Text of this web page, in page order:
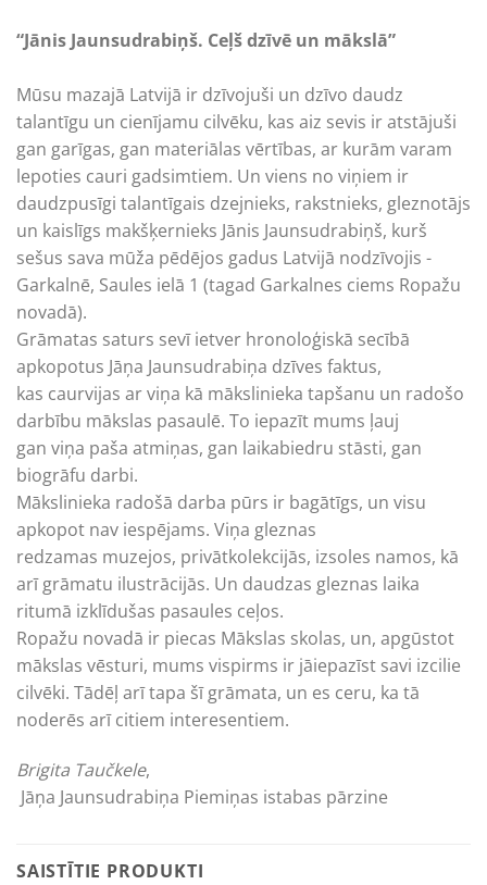
“Jānis Jaunsudrabiņš. Ceļš dzīvē un mākslā”
Mūsu mazajā Latvijā ir dzīvojuši un dzīvo daudz
talantīgu un cienījamu cilvēku, kas aiz sevis ir atstājuši
gan garīgas, gan materiālas vērtības, ar kurām varam
lepoties cauri gadsimtiem. Un viens no viņiem ir
daudzpusīgi talan­tīgais dzejnieks, rakstnieks, gleznotājs
un kaislīgs makšķer­nieks Jānis Jaunsudrabiņš, kurš
sešus sava mūža pēdējos gadus Latvijā nodzīvojis ­
Garkalnē, Saules ielā 1 (tagad Garkalnes ciems Ropažu
novadā).
Grāmatas saturs sevī ietver hronoloģiskā secībā
apkopotus Jāņa Jaunsudrabiņa dzīves faktus,
kas caurvijas ar viņa kā mākslinieka tapšanu un radošo
darbību mākslas pasaulē. To iepazīt mums ļauj
gan viņa paša atmiņas, gan laikabiedru stāsti, gan
biogrāfu darbi.
Mākslinieka radošā darba pūrs ir bagātīgs, un visu
apkopot nav iespējams. Viņa gleznas
redzamas muzejos, privātkolekcijās, izsoles namos, kā
arī grāmatu ilustrācijās. Un daudzas gleznas laika
ritumā izklīdušas pasaules ceļos.
Ropažu novadā ir piecas Mākslas skolas, un, apgūstot
mākslas vēsturi, mums vispirms ir jāiepazīst savi izcilie
cilvēki. Tādēļ arī tapa šī grāmata, un es ceru, ka tā
noderēs arī citiem interesentiem.
Brigita Taučkele,
Jāņa Jaunsudrabiņa Piemiņas istabas pārzine
SAISTĪTIE PRODUKTI